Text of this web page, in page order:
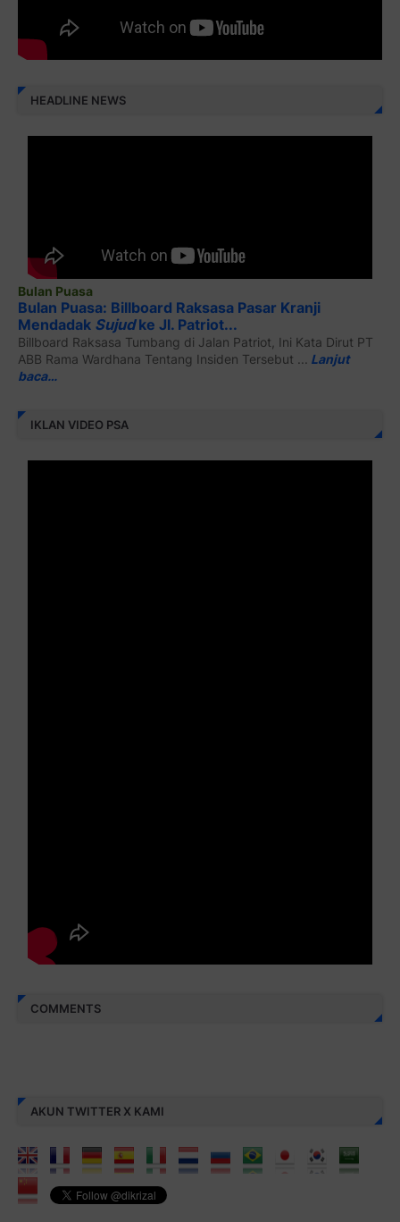
HEADLINE NEWS
Bulan Puasa
Bulan Puasa: Billboard Raksasa Pasar Kranji
Mendadak Sujudke Jl. Patriot...
Billboard Raksasa Tumbang di Jalan Patriot, Ini Kata Dirut PT
ABB Rama Wardhana Tentang Insiden Tersebut ...
Lanjut
baca…
IKLAN VIDEO PSA
COMMENTS
AKUN TWITTER X KAMI